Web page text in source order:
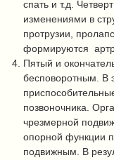
спать и т.д.
изменениями в
протрузии,
формируются
Пятый и
бесповоротным. В
позвоночника.
чрезмерной
опорной функции
подвижным. В